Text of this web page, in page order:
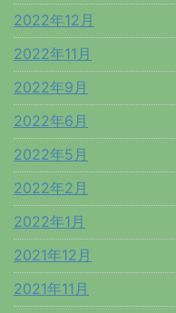
2022年12月
2022年11月
2022年9月
2022年6月
2022年5月
2022年2月
2022年1月
2021年12月
2021年11月